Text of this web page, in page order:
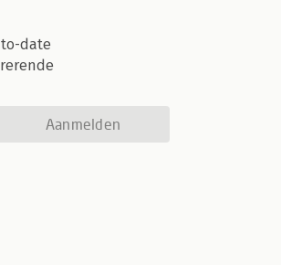
date
Aanmelden